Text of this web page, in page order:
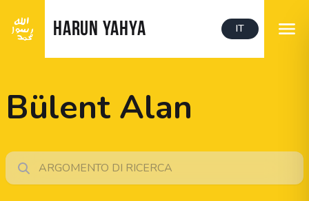
HARUN YAHYA IT
Bülent Alan